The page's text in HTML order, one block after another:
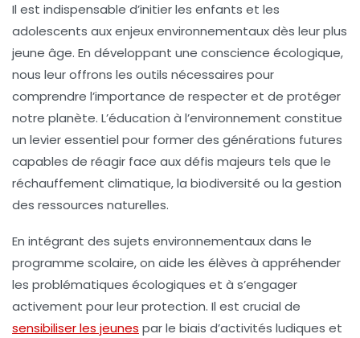
Il est indispensable d’initier les enfants et les
adolescents auxenjeux environnementauxdès leur plus
jeune âge. En développant une conscience écologique,
nous leur offrons les outils nécessaires pour
comprendre l’importance de respecteret de protéger
notre planète. L’éducation à l’environnement constitue
un levier essentiel pour former des générations futures
capables de réagir face aux défis majeurs tels que le
réchauffement climatique, la biodiversité ou la gestion
des ressources naturelles.
En intégrant des sujets environnementaux dans le
programme scolaire, on aide les élèves à appréhender
les problématiques écologiques et à s’engager
activement pour leurprotection. Il est crucial de
sensibiliser les jeunes par le biais d’activités ludiques et